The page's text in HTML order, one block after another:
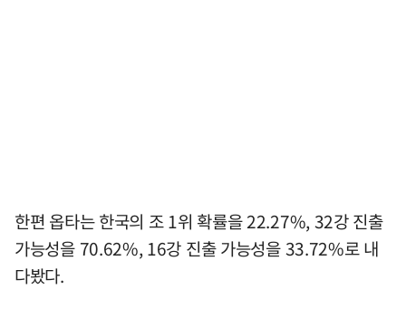
한편 옵타는 한국의 조 1위 확률을 22.27%, 32강 진출
가능성을 70.62%, 16강 진출 가능성을 33.72%로 내
다봤다.